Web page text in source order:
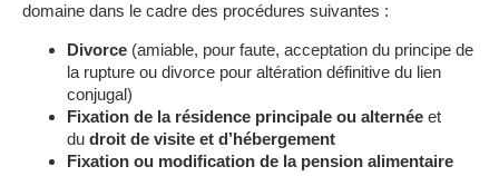
domaine dans le cadre des procédures suivantes :
Divorce (amiable, pour faute, acceptation du principe de
la rupture ou divorce pour altération définitive du lien
conjugal)
Fixation de la résidence principale ou alternée et
du droit de visite et d’hébergement
Fixation ou modification de la pension alimentaire